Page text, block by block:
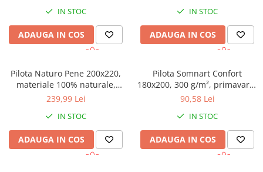
IN STOC
ADAUGA IN COS
IN STOC
ADAUGA IN COS
Pilota Naturo Pene 200x220,
materiale 100% naturale,
tesatura bumbac, mentine
239,99 Lei
IN STOC
ADAUGA IN COS
Pilota Somnart Confort
180x200, 300 g/m², primavara-
toamna
90,58 Lei
IN STOC
ADAUGA IN COS